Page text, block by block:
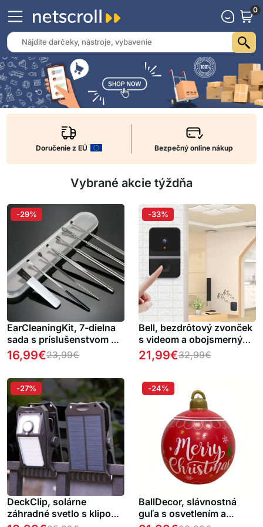
0
Doručenie z EÚ Bezpečný online nákup
Vybrané akcie týždňa
EarCleaningKit, 7-dielna
sada s príslušenstvom na
bezpečné čistenie uší 1 +
1 ZDARMA
16,99€23,99€
-29%
Bell, bezdrôtový zvonček
s videom a obojsmerným
zvukom
21,99€32,99€
-33%
DeckClip, solárne
záhradné svetlo s klipom
-27%
BallDecor, slávnostná
guľa s osvetlením a
-24%